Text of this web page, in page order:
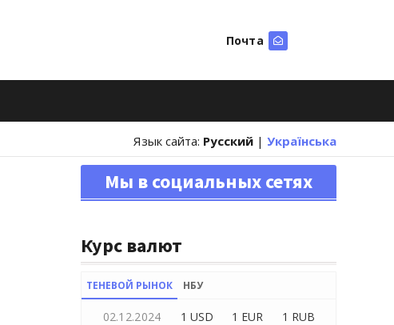
Почта
Язык сайта: Русский | Українська
Мы в социальных сетях
Курс валют
ТЕНЕВОЙ РЫНОК НБУ
02.12.2024 1 USD 1 EUR 1 RUB